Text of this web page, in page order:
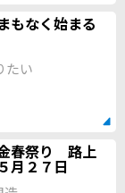
もなく始まる
たい
春祭り 路上
月２７日